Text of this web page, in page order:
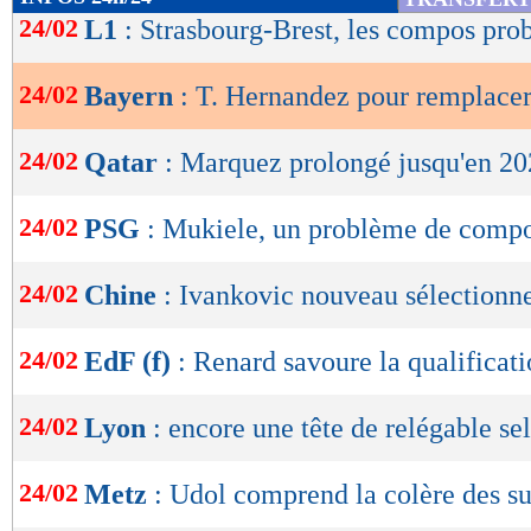
de
OK
24/02 L1 : Strasbourg-Brest, les compos
24/02 Bayern : T. Hernandez pour
24/02 Qatar : Marquez prolongé jusqu'en
24/02 PSG : Mukiele, un problème de
24/02 Chine : Ivankovic nouveau
24/02 EdF (f) : Renard savoure la
24/02 Lyon : encore une tête de relégable
24/02 Metz : Udol comprend la colère des